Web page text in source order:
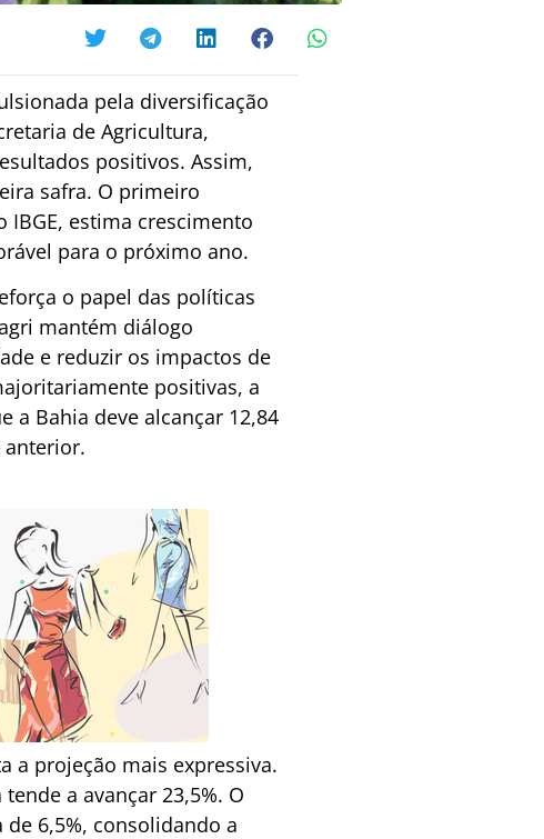
pela diversificação
de Agricultura,
positivos. Assim,
safra. O primeiro
IBGE, estima crescimento
para o próximo ano.
o papel das políticas
mantém diálogo
e reduzir os impactos de
positivas, a
a Bahia deve alcançar 12,84
anterior.
a projeção mais expressiva.
a avançar 23,5%. O
6,5%, consolidando a